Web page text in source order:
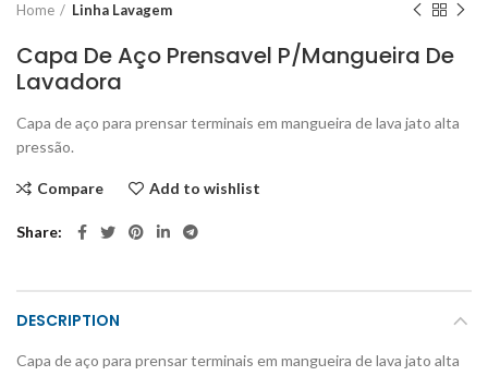
Home Linha Lavagem
Capa De Aço Prensavel P/Mangueira De
Lavadora
Capa de aço para prensar terminais em mangueira de lava jato alta
pressão.
Compare Add to wishlist
Share
DESCRIPTION
Capa de aço para prensar terminais em mangueira de lava jato alta